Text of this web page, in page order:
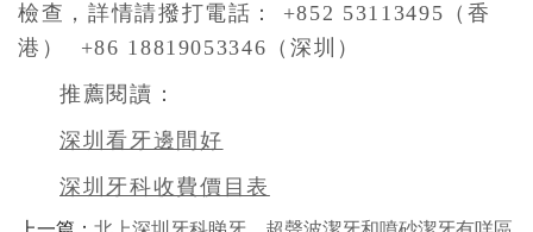
檢查，詳情請撥打電話： +852 53113495（香
港） +86 18819053346（深圳）
推薦閱讀：
深圳看牙邊間好
深圳牙科收費價目表